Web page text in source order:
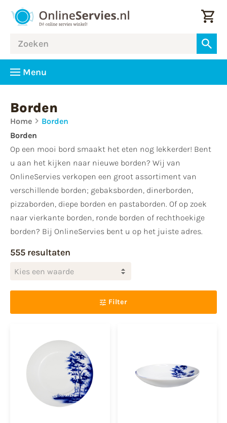
Menu
Borden
Home
Borden
Borden
Op een mooi bord smaakt het eten nog lekkerder! Bent
u aan het kijken naar nieuwe borden? Wij van
OnlineServies verkopen een groot assortiment van
verschillende borden; gebaksborden, dinerborden,
pizzaborden, diepe borden en pastaborden. Of op zoek
naar vierkante borden, ronde borden of rechthoekige
borden? Bij OnlineServies bent u op het juiste adres.
555 resultaten
Kies een waarde
Filter